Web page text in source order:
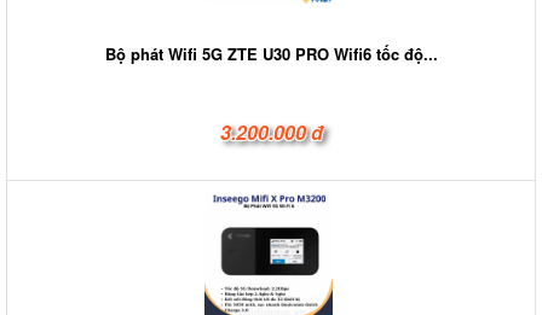
Bộ phát Wifi 5G ZTE U30 PRO Wifi6 tốc độ...
3.200.000 đ